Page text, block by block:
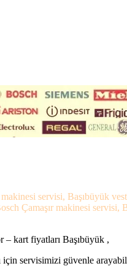
servisi, Başıbüyük
Çamaşır makinesi
– kart fiyatları Başıbüyük ,
için servisimizi güvenle